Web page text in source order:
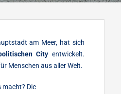
am Meer, hat sich
Cityentwickelt.
Menschen aus aller Welt.
macht? Die